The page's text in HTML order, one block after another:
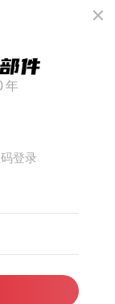
年
登录